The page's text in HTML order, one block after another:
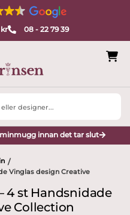
08 - 22 79 39
innan det tar slut
/
Vinglas design Creative
4 st Handsnidade
Collection